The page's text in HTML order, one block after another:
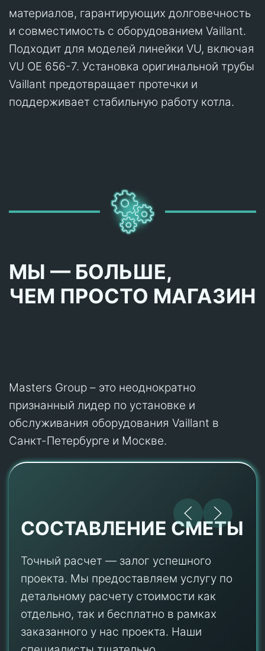
материалов, гарантирующих долговечность
и совместимость с оборудованием Vaillant.
Подходит для моделей линейки VU, включая
VU OE 656-7. Установка оригинальной трубы
Vaillant предотвращает протечки и
поддерживает стабильную работу котла.
МЫ — БОЛЬШЕ,
ЧЕМ ПРОСТО МАГАЗИН
Masters Group – это неоднократно
признанный лидер по установке и
обслуживания оборудования Vaillant в
Санкт-Петербурге и Москве.
СОСТАВЛЕНИЕ СМЕТЫ
Точный расчет — залог успешного
проекта. Мы предоставляем услугу по
детальному расчету стоимости как
отдельно, так и бесплатно в рамках
заказанного у нас проекта. Наши